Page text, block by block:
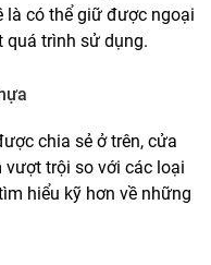
là có thể giữ được ngoại
quá trình sử dụng.
chia sẻ ở trên, cửa
trội so với các loại
hiểu kỹ hơn về những